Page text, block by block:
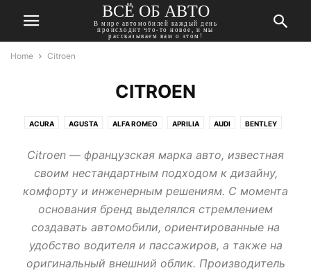
ВСЁ ОБ АВТО
В мире автомобилей каждый день
происходит что-то новое, и мы
рассказываем вам о этом!
Home Citroen
CITROEN
ACURA AGUSTA ALFA ROMEO APRILIA AUDI BENTLEY
CITROEN DACIA DAEWOO DAIHATSU DATSUN DODGE
DONGFENG DUCATI FIAT FORD GEELY GMC
HARLEY-DAVIDSON HAVAL HONDA HUMMER HYUNDAI
INFINITI ISUZU JAGUAR JEEP KAWASAKI KIA LADA
LANCIA LAND ROVER LEXUS MASERATI MAZDA MERCEDES
MINI MITSUBISHI MOSKVICH NISSAN OPEL PEUGEOT
PONTIAC PORSCHE RENAULT ROVER SAAB SEAT SKODA
Citroen — французская марка авто, известная
своим нестандартным подходом к дизайну,
комфорту и инженерным решениям. С момента
основания бренд выделялся стремлением
создавать автомобили, ориентированные на
удобство водителя и пассажиров, а также на
оригинальный внешний облик. Производитель